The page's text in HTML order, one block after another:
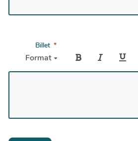
Billet
Format